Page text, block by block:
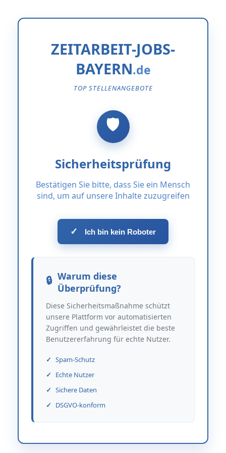
ZEITARBEIT-JOBS-
BAYERN
TOP STELLENANGEBOTE
Sicherheitsprüfung
Bestätigen Sie bitte, dass Sie ein Mensch
sind, um auf unsere Inhalte zuzugreifen
✓ Ich bin kein Roboter
Warum diese
Überprüfung?
Diese Sicherheitsmaßnahme schützt
unsere Plattform vor automatisierten
Zugriffen und gewährleistet die beste
Benutzererfahrung für echte Nutzer.
Spam-Schutz
Echte Nutzer
Sichere Daten
DSGVO-konform